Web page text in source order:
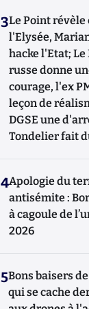
3Le Point révèle
l'Elysée,
hacke l'Etat; Le
russe donne
courage, l'ex
leçon de
DGSE une
Tondelier fait
4Apologie du
antisémite :
à cagoule de
2026
5Bons baisers
qui se cache